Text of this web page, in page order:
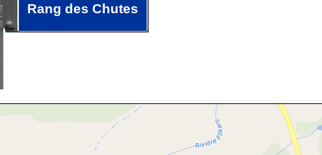
Rang des Chutes